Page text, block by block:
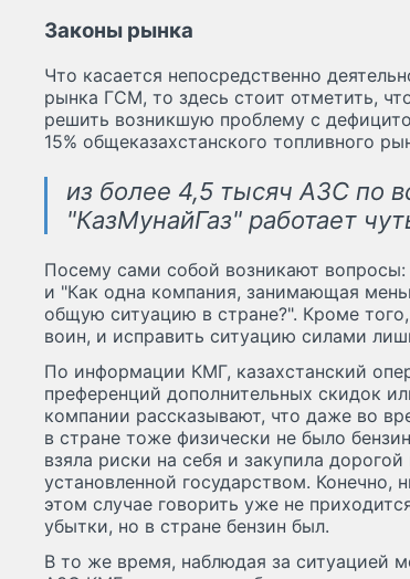
Законы рынка
Что касается непосредственно
рынка ГСМ, то здесь стоит отметить,
решить возникшую проблему с
15% общеказахстанского топливного
из более 4,5 тысяч АЗС по
"КазМунайГаз" работает
Посему сами собой возникают
и "Как одна компания, занимающая
общую ситуацию в стране?". Кроме
воин, и исправить ситуацию силами
По информации КМГ, казахстанский
преференций дополнительных скидок
компании рассказывают, что даже во
в стране тоже физически не было
взяла риски на себя и закупила
установленной государством. Конечно,
этом случае говорить уже не
убытки, но в стране бензин был.
В то же время, наблюдая за ситуацией